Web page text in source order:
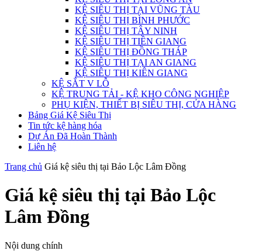
KỆ SIÊU THỊ TẠI VŨNG TÀU
KỆ SIÊU THỊ BÌNH PHƯỚC
KỆ SIÊU THỊ TÂY NINH
KỆ SIÊU THỊ TIỀN GIANG
KỆ SIÊU THỊ ĐỒNG THÁP
KỆ SIÊU THỊ TẠI AN GIANG
KỆ SIÊU THỊ KIÊN GIANG
KỆ SẮT V LỖ
KỆ TRUNG TẢI - KỆ KHO CÔNG NGHIỆP
PHỤ KIỆN, THIẾT BỊ SIÊU THỊ, CỬA HÀNG
Bảng Giá Kệ Siêu Thị
Tin tức kệ hàng hóa
Dự Án Đã Hoàn Thành
Liên hệ
Trang chủ Giá kệ siêu thị tại Bảo Lộc Lâm Đồng
Giá kệ siêu thị tại Bảo Lộc
Lâm Đồng
Nội dung chính